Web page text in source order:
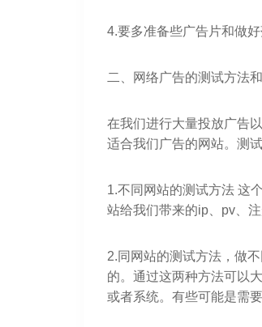
4.要多准备些广告片和做好
二、网络广告的测试方法
在我们进行大量投放广告
适合我们广告的网站。测
1.不同网站的测试方法 这
站给我们带来的ip、pv、
2.同网站的测试方法，做
的。通过这两种方法可以
或者系统。有些可能是需